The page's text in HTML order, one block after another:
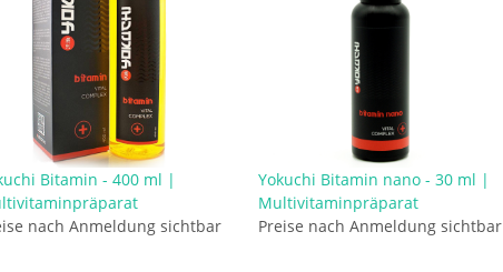
Bitamin - 400 ml |
nach Anmeldung sichtbar
Yokuchi Bitamin nano - 30 ml |
Multivitaminpräparat
Preise nach Anmeldung sichtbar